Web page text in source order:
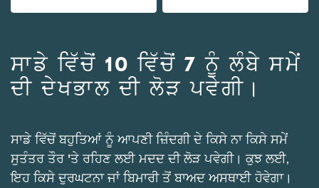
ਸਾਡੇ ਵਿੱਚੋਂ 10 ਵਿੱਚੋਂ 7 ਨੂੰ ਲੰਬੇ ਸਮੇਂ
ਦੀ ਦੇਖਭਾਲ ਦੀ ਲੋੜ ਪਵੇਗੀ।
ਸਾਡੇ ਵਿੱਚੋਂ ਬਹੁਤਿਆਂ ਨੂੰ ਆਪਣੀ ਜ਼ਿੰਦਗੀ ਦੇ ਕਿਸੇ ਨਾ ਕਿਸੇ ਸਮੇਂ
ਸੁਤੰਤਰ ਤੌਰ 'ਤੇ ਰਹਿਣ ਲਈ ਮਦਦ ਦੀ ਲੋੜ ਪਵੇਗੀ। ਕੁਝ ਲਈ,
ਇਹ ਕਿਸੇ ਦੁਰਘਟਨਾ ਜਾਂ ਬਿਮਾਰੀ ਤੋਂ ਬਾਅਦ ਅਸਥਾਈ ਹੋਵੇਗਾ।